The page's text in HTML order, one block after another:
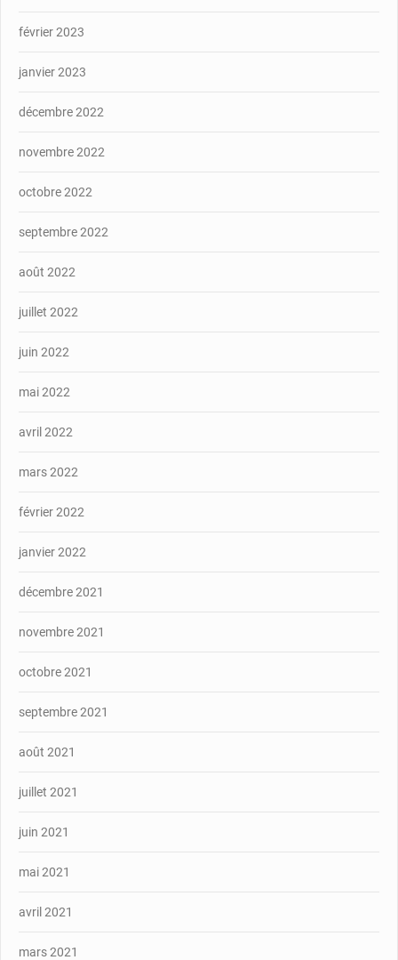
février 2023
janvier 2023
décembre 2022
novembre 2022
octobre 2022
septembre 2022
août 2022
juillet 2022
juin 2022
mai 2022
avril 2022
mars 2022
février 2022
janvier 2022
décembre 2021
novembre 2021
octobre 2021
septembre 2021
août 2021
juillet 2021
juin 2021
mai 2021
avril 2021
mars 2021